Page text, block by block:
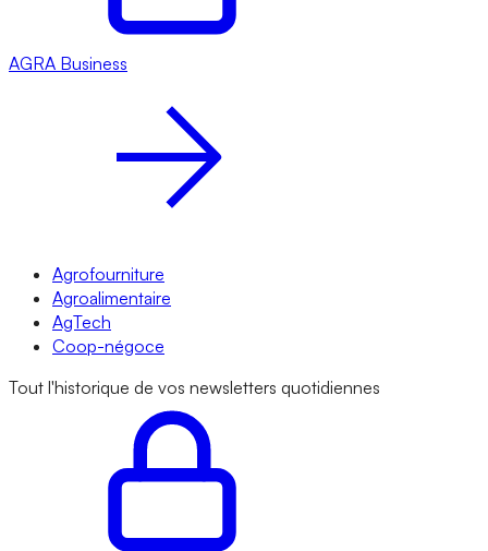
AGRA Business
Agrofourniture
Agroalimentaire
AgTech
Coop-négoce
Tout l'historique de vos newsletters quotidiennes